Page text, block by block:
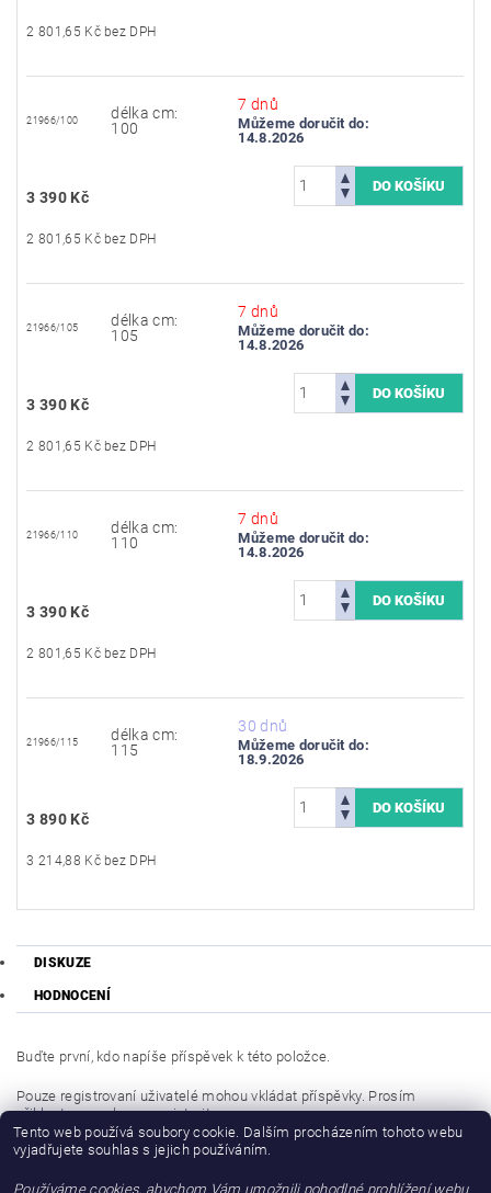
2 801,65 Kč bez DPH
21966/100
délka cm:
100
7 dnů
Můžeme doručit do:
14.8.2026
3 390 Kč
2 801,65 Kč bez DPH
21966/105
délka cm:
105
7 dnů
Můžeme doručit do:
14.8.2026
3 390 Kč
2 801,65 Kč bez DPH
21966/110
délka cm:
110
7 dnů
Můžeme doručit do:
14.8.2026
3 390 Kč
2 801,65 Kč bez DPH
21966/115
délka cm:
115
30 dnů
Můžeme doručit do:
18.9.2026
3 890 Kč
3 214,88 Kč bez DPH
DISKUZE
HODNOCENÍ
Buďte první, kdo napíše příspěvek k této položce.
Pouze registrovaní uživatelé mohou vkládat příspěvky. Prosím
přihlaste senebo seregistrujte.
Buďte první, kdo napíše příspěvek k této položce.
Tento web používá soubory cookie. Dalším procházením tohoto webu
vyjadřujete souhlas s jejich používáním.
Používáme cookies, abychom Vám umožnili pohodlné prohlížení webu